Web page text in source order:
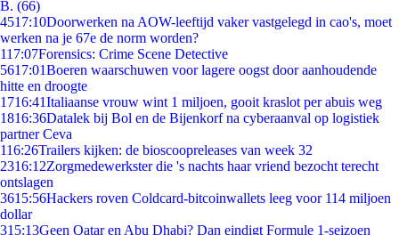
B. (66)
4517:10Doorwerken na AOW-leeftijd vaker vastgelegd in cao's, moet
werken na je 67e de norm worden?
117:07Forensics: Crime Scene Detective
5617:01Boeren waarschuwen voor lagere oogst door aanhoudende
hitte en droogte
1716:41Italiaanse vrouw wint 1 miljoen, gooit kraslot per abuis weg
1816:36Datalek bij Bol en de Bijenkorf na cyberaanval op logistiek
partner Ceva
116:26Trailers kijken: de bioscoopreleases van week 32
2316:12Zorgmedewerkster die 's nachts haar vriend bezocht terecht
ontslagen
3615:56Hackers roven Coldcard-bitcoinwallets leeg voor 114 miljoen
dollar
315:13Geen Qatar en Abu Dhabi? Dan eindigt Formule 1-seizoen